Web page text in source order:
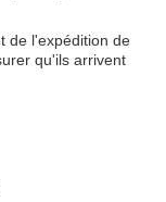
de l'expédition de
qu'ils arrivent